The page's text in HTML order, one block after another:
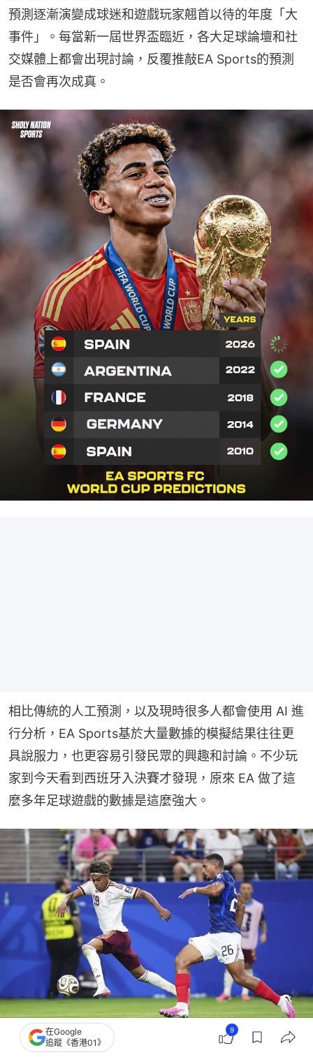
預測逐漸演變成球迷和遊戲玩家翹首以待的年度「大
事件」。每當新一屆世界盃臨近，各大足球論壇和社
交媒體上都會出現討論，反覆推敲EA Sports的預測
是否會再次成真。
相比傳統的人工預測，以及現時很多人都會使用 AI 進
行分析，EA Sports基於大量數據的模擬結果往往更
具說服力，也更容易引發民眾的興趣和討論。不少玩
家到今天看到西班牙入決賽才發現，原來 EA 做了這
麼多年足球遊戲的數據是這麼強大。
在Google
追蹤《香港01》
9